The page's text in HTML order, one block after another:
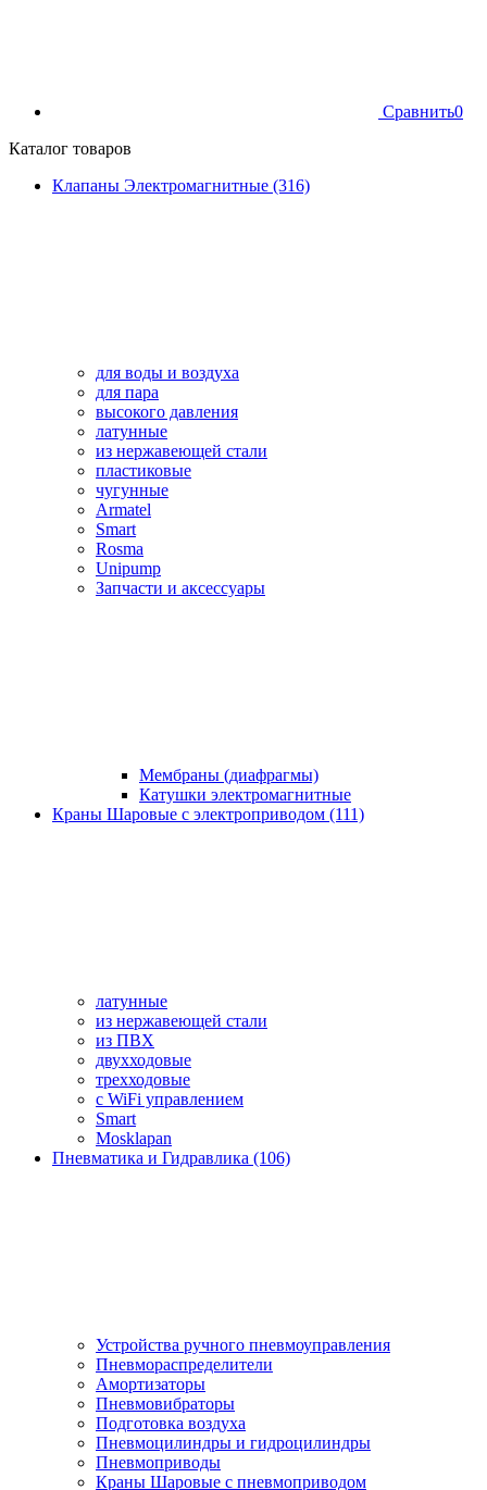
Сравнить0
Каталог товаров
Клапаны Электромагнитные (316)
для воды и воздуха
для пара
высокого давления
латунные
из нержавеющей стали
пластиковые
чугунные
Armatel
Smart
Rosma
Unipump
Запчасти и аксессуары
Мембраны (диафрагмы)
Катушки электромагнитные
Краны Шаровые с электроприводом (111)
латунные
из нержавеющей стали
из ПВХ
двухходовые
трехходовые
с WiFi управлением
Smart
Mosklapan
Пневматика и Гидравлика (106)
Устройства ручного пневмоуправления
Пневмораспределители
Амортизаторы
Пневмовибраторы
Подготовка воздуха
Пневмоцилиндры и гидроцилиндры
Пневмоприводы
Краны Шаровые с пневмоприводом